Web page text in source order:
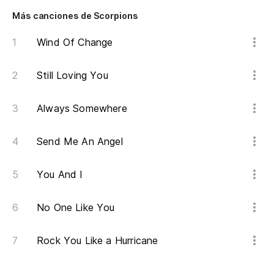
Más canciones de Scorpions
Wind Of Change
Still Loving You
Always Somewhere
Send Me An Angel
You And I
No One Like You
Rock You Like a Hurricane